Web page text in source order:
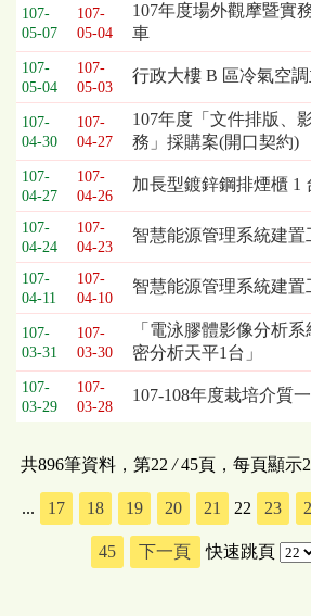
107-
05-07
107-
05-04
107年度場外觀摩暨實
車
107-
05-04
107-
05-03
行政大樓 B 區冷氣空
107-
04-30
107-
04-27
107年度「文件排版、
務」採購案(開口契約)
107-
04-27
107-
04-26
加長型鍍鋅鋼排煙櫃 1
107-
04-24
107-
04-23
智慧能源管理系統建置
107-
04-11
107-
04-10
智慧能源管理系統建置
107-
03-31
107-
03-30
「電泳膠體影像分析
密分析天平1台」
107-
03-29
107-
03-28
107-108年度栽培介質
共896筆資料，第22 /45頁，每頁顯示
... 17 18 19 20 21 22 23
45 下一頁 快速跳頁